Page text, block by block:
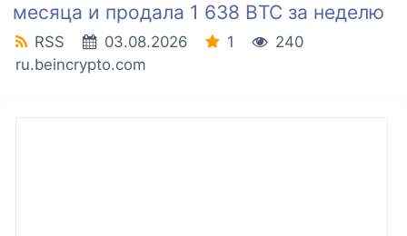
месяца и продала 1 638 BTC за неделю
RSS 03.08.2026 1
240
ru.beincrypto.com